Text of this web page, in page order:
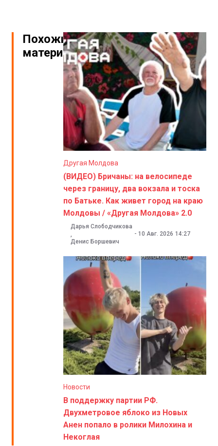
Похожие
материалы
Другая Молдова
(ВИДЕО) Бричаны: на велосипеде
через границу, два вокзала и тоска
по Батьке. Как живет город на краю
Молдовы / «Другая Молдова» 2.0
Дарья Слободчикова
Денис Боршевич
- 10 Авг. 2026 14:27
Новости
В поддержку партии РФ.
Двухметровое яблоко из Новых
Анен попало в ролики Милохина и
Некоглая